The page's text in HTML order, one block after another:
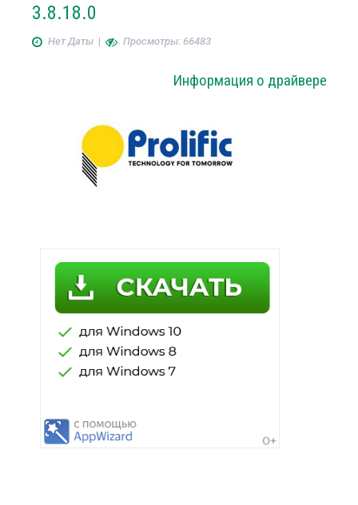
3.8.18.0
Нет Даты| Просмотры: 66483
Информация о драйвере